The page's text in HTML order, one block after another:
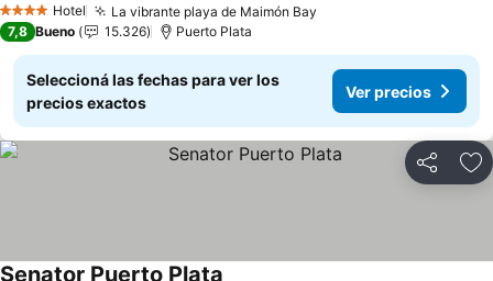
4 EstrellasHotel La vibrante playa de Maimón Bay
7,8 Bueno 15.326 Puerto Plata
Seleccioná las fechas para ver los
precios exactos
Ver precios
Compartir
Senator Puerto Plata